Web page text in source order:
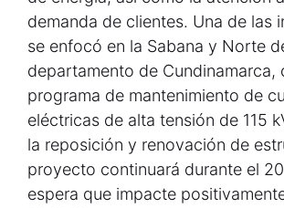
demanda de clientes. Una de las
se enfocó en la Sabana y Norte
departamento de Cundinamarca,
programa de mantenimiento de
eléctricas de alta tensión de 115
la reposición y renovación de
proyecto continuará durante el
espera que impacte